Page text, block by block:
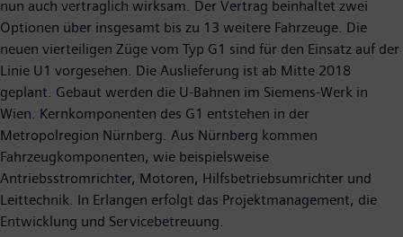
nun auch vertraglich wirksam. Der Vertrag beinhaltet zwei
Optionen über insgesamt bis zu 13 weitere Fahrzeuge. Die
neuen vierteiligen Züge vom Typ G1 sind für den Einsatz auf der
Linie U1 vorgesehen. Die Auslieferung ist ab Mitte 2018
geplant. Gebaut werden die U-Bahnen im Siemens-Werk in
Wien. Kernkomponenten des G1 entstehen in der
Metropolregion Nürnberg. Aus Nürnberg kommen
Fahrzeugkomponenten, wie beispielsweise
Antriebsstromrichter, Motoren, Hilfsbetriebsumrichter und
Leittechnik. In Erlangen erfolgt das Projektmanagement, die
Entwicklung und Servicebetreuung.